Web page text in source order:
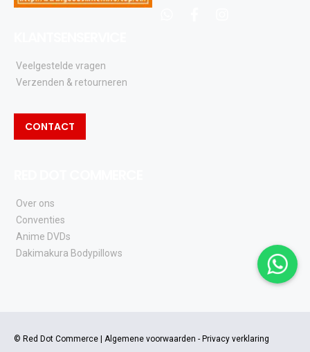
Veelgestelde vragen
Verzenden & retourneren
CONTACT
Over ons
Conventies
Anime DVDs
Dakimakura Bodypillows
© Red Dot Commerce | Algemene voorwaarden - Privacy verklaring